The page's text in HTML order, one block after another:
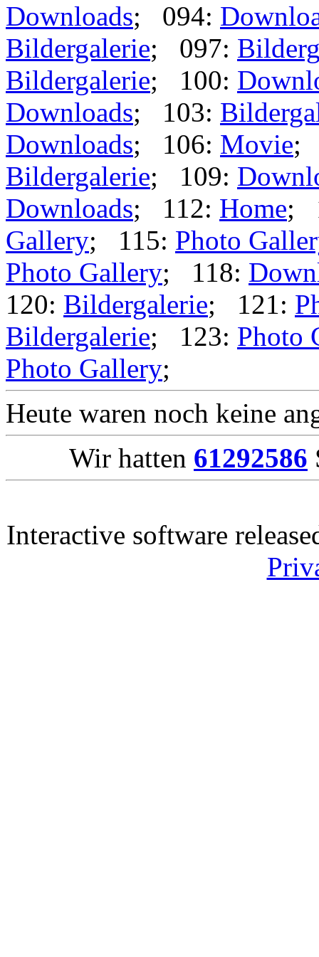
Downloads; 094:
Bildergalerie; 097:
Bildergalerie; 100:
Downloads; 103:
Downloads; 106: Movie;
Bildergalerie; 109:
Downloads; 112: Home;
Gallery; 115: Photo
Photo Gallery; 118:
120: Bildergalerie; 121:
Bildergalerie; 123: Photo
Photo Gallery;
Heute waren noch keine
Wir hatten 61292586
Interactive software